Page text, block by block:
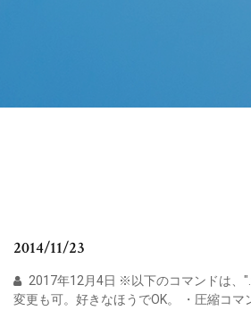
2014/11/23
2017年12月4日 ※以下のコマンドは、
変更も可。好きなほうでOK。 ・圧縮コ